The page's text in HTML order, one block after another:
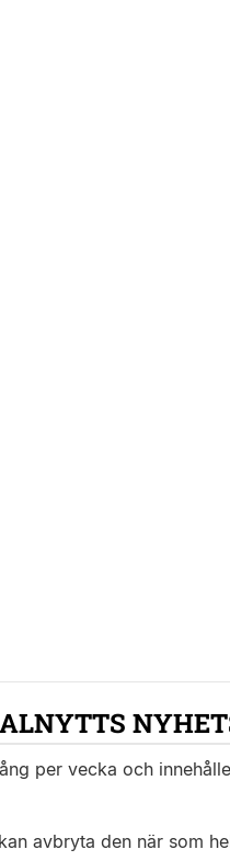
per vecka och
avbryta den när som